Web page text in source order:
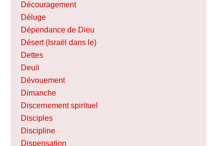
Découragement
Déluge
Dépendance de Dieu
Désert (Israël dans le)
Dettes
Deuil
Dévouement
Dimanche
Discernement spirituel
Disciples
Discipline
Dispensation